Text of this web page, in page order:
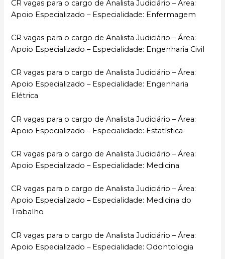
CR vagas para o cargo de Analista Judiciário – Área:
Apoio Especializado – Especialidade: Enfermagem
CR vagas para o cargo de Analista Judiciário – Área:
Apoio Especializado – Especialidade: Engenharia Civil
CR vagas para o cargo de Analista Judiciário – Área:
Apoio Especializado – Especialidade: Engenharia
Elétrica
CR vagas para o cargo de Analista Judiciário – Área:
Apoio Especializado – Especialidade: Estatística
CR vagas para o cargo de Analista Judiciário – Área:
Apoio Especializado – Especialidade: Medicina
CR vagas para o cargo de Analista Judiciário – Área:
Apoio Especializado – Especialidade: Medicina do
Trabalho
CR vagas para o cargo de Analista Judiciário – Área:
Apoio Especializado – Especialidade: Odontologia